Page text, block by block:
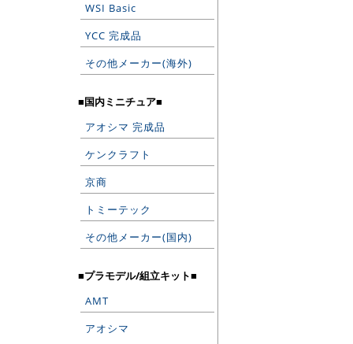
WSI Basic
YCC 完成品
その他メーカー(海外)
■国内ミニチュア■
アオシマ 完成品
ケンクラフト
京商
トミーテック
その他メーカー(国内)
■プラモデル/組立キット■
AMT
アオシマ